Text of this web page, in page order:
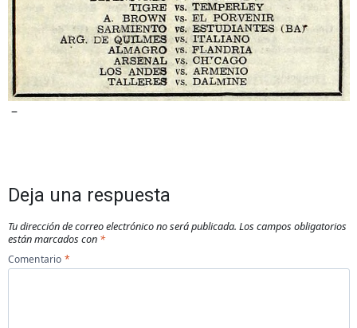
–
Deja una respuesta
Tu dirección de correo electrónico no será publicada. Los campos obligatorios
están marcados con *
Comentario *